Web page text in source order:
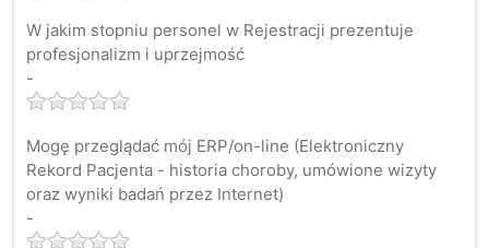
W jakim stopniu personel w Rejestracji prezentuje
profesjonalizm i uprzejmość
-
Mogę przeglądać mój ERP/on-line (Elektroniczny
Rekord Pacjenta - historia choroby, umówione wizyty
oraz wyniki badań przez Internet)
-